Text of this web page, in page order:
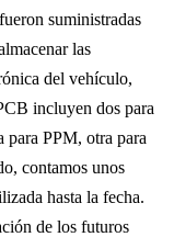
suministradas
las
del vehículo,
incluyen dos para
para PPM, otra para
contamos unos
hasta la fecha.
de los futuros